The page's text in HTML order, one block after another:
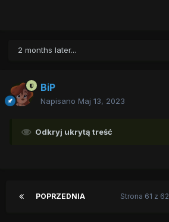
2 months later...
BiP
Napisano Maj 13, 2023
Odkryj ukrytą treść
POPRZEDNIA Strona 61 z 62